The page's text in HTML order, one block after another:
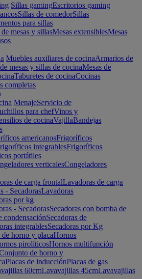
Sillas gamingEscritorios gaming
Sillas de comedorSillas
para sillas
mesas y sillasMesas extensiblesMesas
Muebles auxiliares de cocinaArmarios de
mesas y sillas de cocinaMesas de
Taburetes de cocinaCocinas
completas
MenajeServicio de
para chefVinos y
de cocinaVajillaBandejas
americanosFrigoríficos
integrablesFrigoríficos
portátiles
verticalesCongeladores
de carga frontalLavadoras de carga
- SecadorasLavadoras
por kg
- SecadorasSecadoras con bomba de
condensaciónSecadoras de
integrablesSecadoras por Kg
horno y placaHornos
pirolíticosHornos multifunción
de horno y
Placas de inducciónPlacas de gas
60cmLavavajillas 45cmLavavajillas